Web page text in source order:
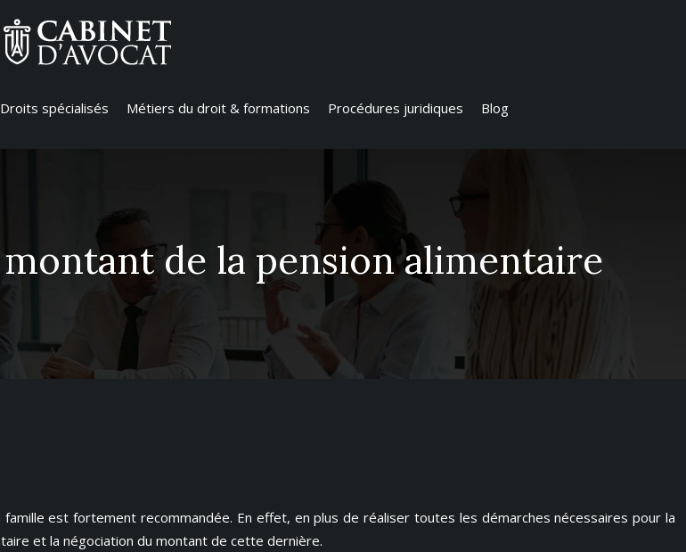
Droits spécialisés Métiers du droit & formations Procédures juridiques Blog
de la pension alimentaire
famille est fortement recommandée. En effet, en plus de réaliser toutes les démarches nécessaires pour la
et la négociation du montant de cette dernière.